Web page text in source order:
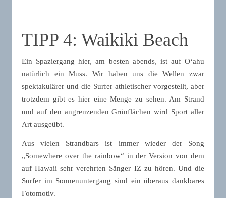
TIPP 4: Waikiki Beach
Ein Spaziergang hier, am besten abends, ist auf Oʻahu
natürlich ein Muss. Wir haben uns die Wellen zwar
spektakulärer und die Surfer athletischer vorgestellt, aber
trotzdem gibt es hier eine Menge zu sehen. Am Strand
und auf den angrenzenden Grünflächen wird Sport aller
Art ausgeübt.
Aus vielen Strandbars ist immer wieder der Song
„Somewhere over the rainbow“ in der Version von dem
auf Hawaii sehr verehrten Sänger IZ zu hören. Und die
Surfer im Sonnenuntergang sind ein überaus dankbares
Fotomotiv.